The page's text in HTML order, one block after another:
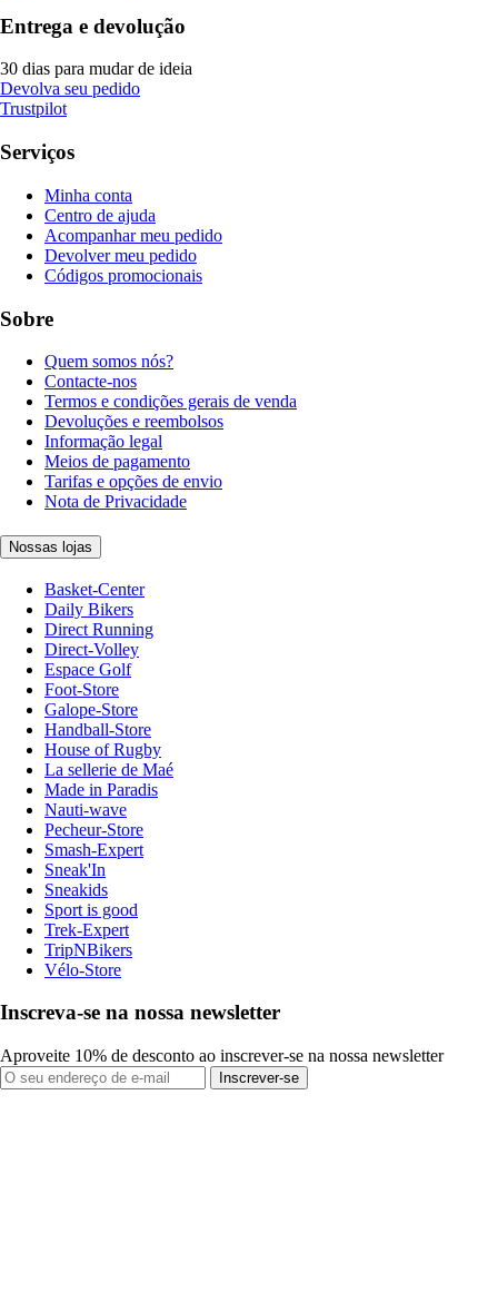
Entrega e devolução
30 dias para mudar de ideia
Devolva seu pedido
Trustpilot
Serviços
Minha conta
Centro de ajuda
Acompanhar meu pedido
Devolver meu pedido
Códigos promocionais
Sobre
Quem somos nós?
Contacte-nos
Termos e condições gerais de venda
Devoluções e reembolsos
Informação legal
Meios de pagamento
Tarifas e opções de envio
Nota de Privacidade
Nossas lojas
Basket-Center
Daily Bikers
Direct Running
Direct-Volley
Espace Golf
Foot-Store
Galope-Store
Handball-Store
House of Rugby
La sellerie de Maé
Made in Paradis
Nauti-wave
Pecheur-Store
Smash-Expert
Sneak'In
Sneakids
Sport is good
Trek-Expert
TripNBikers
Vélo-Store
Inscreva-se na nossa newsletter
Aproveite 10% de desconto ao inscrever-se na nossa newsletter
Inscrever-se